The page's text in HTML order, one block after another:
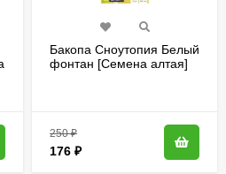
Бакопа Сноутопия Белый
фонтан [Семена алтая]
250₽
176 ₽